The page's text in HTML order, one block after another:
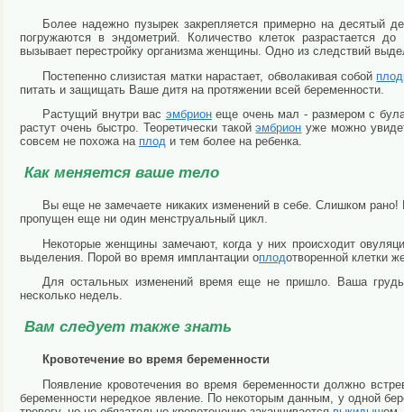
Более надежно пузырек закрепляется примерно на десятый
погружаются в эндометрий. Количество клеток разрастается до
вызывает перестройку организма женщины. Одно из следствий
Постепенно слизистая матки нарастает, обволакивая собой плод
питать и защищать Ваше дитя на протяжении всей беременности.
Растущий внутри вас эмбрионеще очень мал - размером с
растут очень быстро. Теоретически такойэмбрион уже можно
совсем не похожа на плод и тем более на ребенка.
Как меняется ваше тело
Вы еще не замечаете никаких изменений в себе. Слишком
пропущен еще ни один менструальный цикл.
Некоторые женщины замечают, когда у них происходит
выделения. Порой во время имплантации оплодотворенной клетки
Для остальных изменений время еще не пришло. Ваша
несколько недель.
Вам следует также знать
Кровотечение во время беременности
Появление кровотечения во время беременности должно
беременности нередкое явление. По некоторым данным, у одной